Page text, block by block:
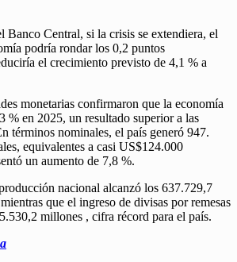
Banco Central, si la crisis se extendiera, el
podría rondar los 0,2 puntos
el crecimiento previsto de 4,1 % a
monetarias confirmaron que la economía
% en 2025, un resultado superior a las
términos nominales, el país generó 947.
equivalentes a casi US$124.000
un aumento de 7,8 %.
nacional alcanzó los 637.729,7
que el ingreso de divisas por remesas
millones , cifra récord para el país.